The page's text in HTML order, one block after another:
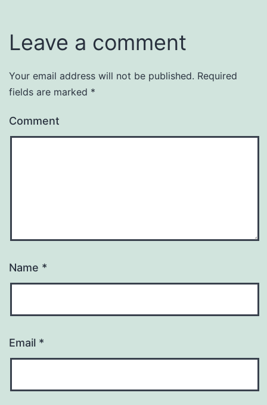
Leave a comment
Your email address will not be published. Required
fields are marked *
Comment
Name *
Email *